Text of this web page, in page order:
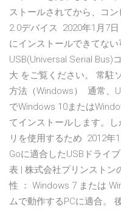
ストールされてから、コ
2.0デバイス 2020年1月7
にインストールできてな
USB(Universal Serial Bus)
大 をご覧ください。 常駐
方法（Windows） 通常、
でWindows 10または
てインストールします。
リを使用するため 2012年
Goに適合したUSBドライ
表 | 株式会社プリンストン
性 ： Windows 7 または
ムで動作するPCに適合。